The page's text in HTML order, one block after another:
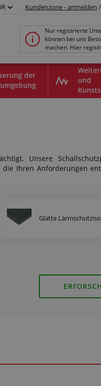
Kundenzone - anmelden /
Nur registrierte
können bei uns
machen. Hier
der
und
Unsere
Ihren Anforderungen
Glatte